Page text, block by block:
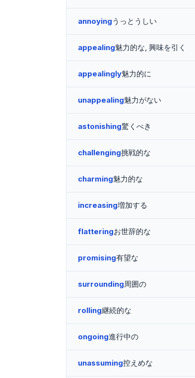
annoyingうっとうしい
appealing魅力的な, 興味を引く
appealingly魅力的に
unappealing魅力がない
astonishing驚くべき
challenging挑戦的な
charming魅力的な
increasing増加する
flatteringお世辞的な
promising有望な
surrounding周囲の
rolling継続的な
ongoing進行中の
unassuming控えめな